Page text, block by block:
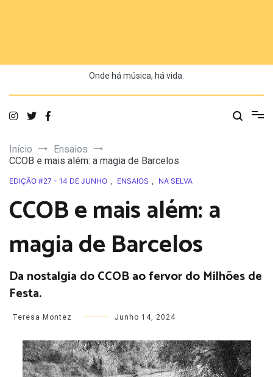
Onde há música, há vida.
Início
Ensaios
CCOB e mais além: a magia de Barcelos
EDIÇÃO #27 - 14 DE JUNHO , ENSAIOS , NA SELVA
CCOB e mais além: a
magia de Barcelos
Da nostalgia do CCOB ao fervor do Milhões de
Festa.
Teresa Montez Junho 14, 2024